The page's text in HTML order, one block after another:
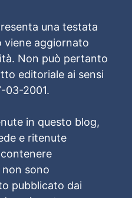
una testata
viene aggiornato
Non può pertanto
editoriale ai sensi
03-2001.
in questo blog,
e ritenute
sono
pubblicato dai